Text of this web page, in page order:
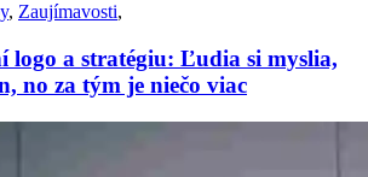
, Zaujímavosti,
logo a stratégiu: Ľudia si myslia,
no za tým je niečo viac